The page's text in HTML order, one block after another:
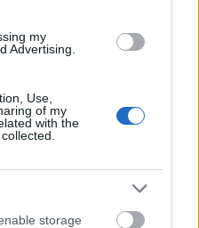
my
Advertising.
Use,
of my
with the
storage
Εκλογές
Νέα Δημοκρατία (ΝΔ)